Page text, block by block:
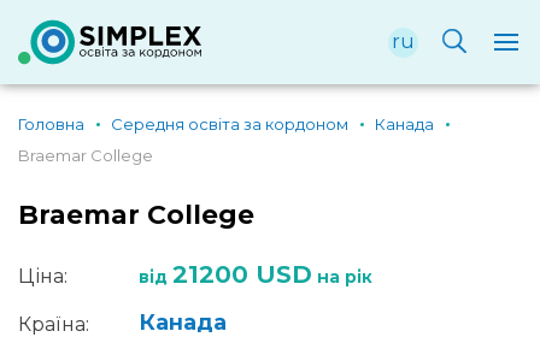
ru
Головна Середня освіта за кордоном
Канада
Braemar College
Braemar College
Ціна: від 21200 USD на рік
Країна: Канада